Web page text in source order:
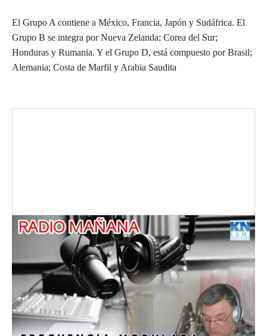
El Grupo A contiene a México, Francia, Japón y Sudáfrica. El
Grupo B se integra por Nueva Zelanda; Corea del Sur;
Honduras y Rumania. Y el Grupo D, está compuesto por Brasil;
Alemania; Costa de Marfil y Arabia Saudita